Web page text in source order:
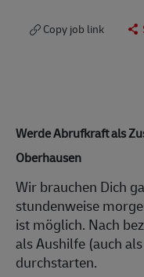
Copy job link
Werde Abrufkraft als
Oberhausen
Wir brauchen Dich
stundenweise
ist möglich. Nach
als Aushilfe (auch
durchstarten.